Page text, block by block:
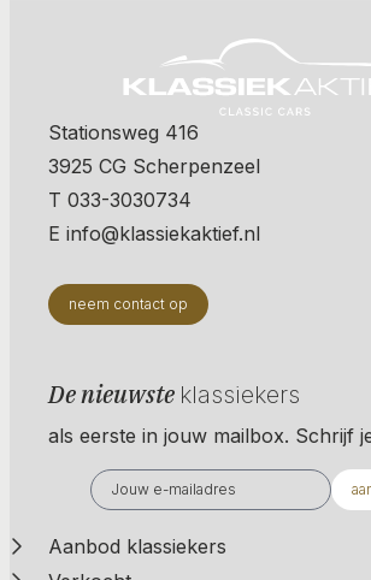
Stationsweg 416
3925 CG Scherpenzeel
T 033-3030734
E info@klassiekaktief.nl
neem contact op
De nieuwste klassiekers
als eerste in jouw mailbox. Schrijf
Aanbod klassiekers